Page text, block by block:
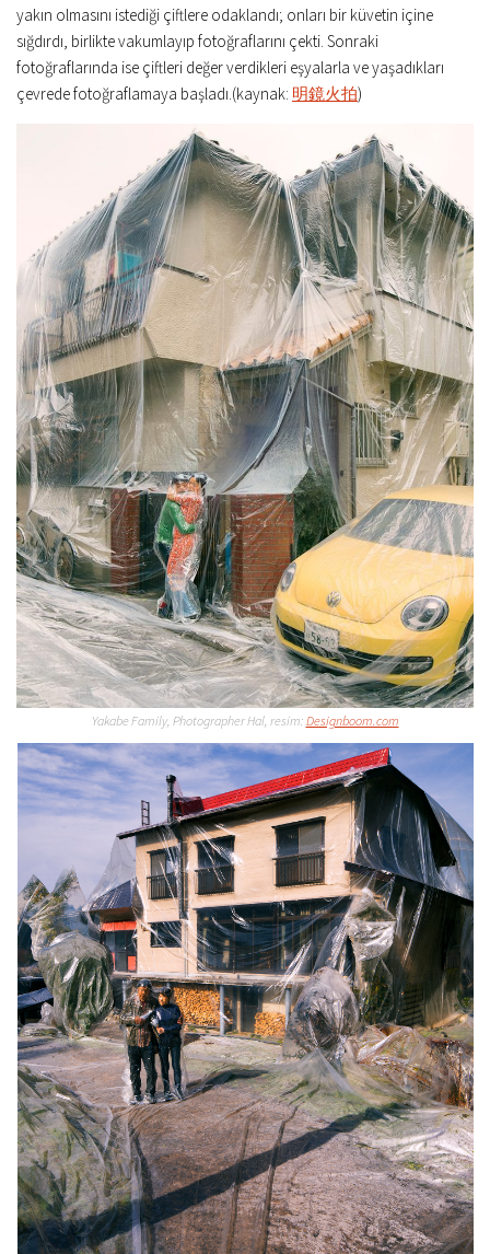
yakın olmasını istediği çiftlere odaklandı; onları bir küvetin içine
sığdırdı, birlikte vakumlayıp fotoğraflarını çekti. Sonraki
fotoğraflarında ise çiftleri değer verdikleri eşyalarla ve yaşadıkları
çevrede fotoğraflamaya başladı.(kaynak: 明鏡火拍)
Yakabe Family, Photographer Hal, resim: Designboom.com